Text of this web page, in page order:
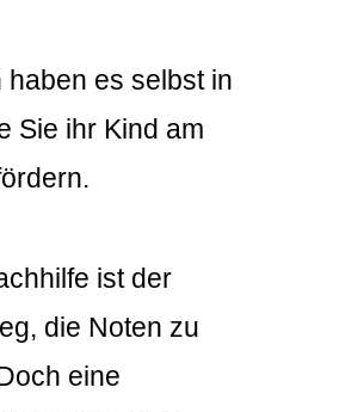
haben es selbst in
Sie ihr Kind am
ist der
die Noten zu
eine